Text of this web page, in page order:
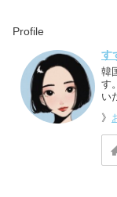
Profile
す
韓
す
い
》